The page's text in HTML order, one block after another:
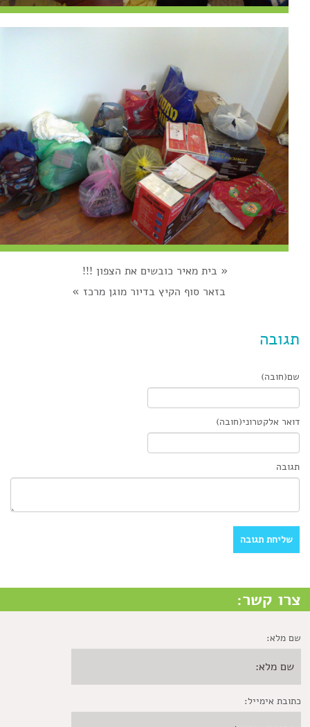
« בית מאיר כובשים את הצפון !!!
בזאר סוף הקיץ בדיור מוגן מרכז»
תגובה
שם(חובה)
דואר אלקטרוני(חובה)
תגובה
צרו קשר:
שם מלא:
כתובת אימייל: